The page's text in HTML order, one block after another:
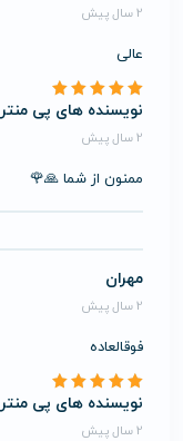
2 سال پیش
عالی
نویسنده های پی منتر
2 سال پیش
ممنون از شما 🙏🌹
مهران
2 سال پیش
فوقالعاده
نویسنده های پی منتر
2 سال پیش